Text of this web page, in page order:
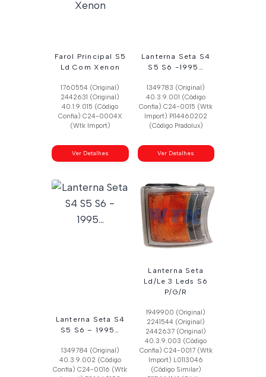
Farol Principal S5
Ld Com Xenon
1760554 (Original)
2442631 (Original)
40.1.9.015 (Código
Confia) C24-0004X
(Wtk Import)
Ver Detalhes
Lanterna Seta S4
S5 S6 -1995…
1349783 (Original)
40.3.9.001 (Código
Confia) C24-0015 (Wtk
Import) Pl14460202
(Código Pradolux)
Ver Detalhes
Lanterna Seta S4
S5 S6 – 1995…
1349784 (Original)
40.3.9.002 (Código
Confia) C24-0016 (Wtk
Lanterna Seta
Ld/Le 3 Leds S6
P/G/R
1949900 (Original)
2241544 (Original)
2442637 (Original)
40.3.9.003 (Código
Confia) C24-0017 (Wtk
Import) L0113046
(Código Similar)